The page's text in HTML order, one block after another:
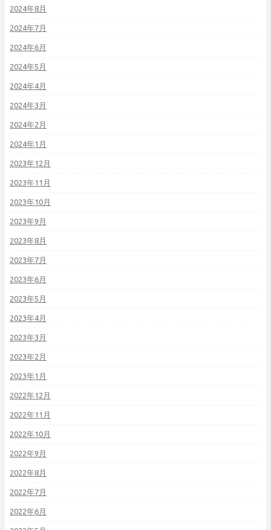
2024年8月
2024年7月
2024年6月
2024年5月
2024年4月
2024年3月
2024年2月
2024年1月
2023年12月
2023年11月
2023年10月
2023年9月
2023年8月
2023年7月
2023年6月
2023年5月
2023年4月
2023年3月
2023年2月
2023年1月
2022年12月
2022年11月
2022年10月
2022年9月
2022年8月
2022年7月
2022年6月